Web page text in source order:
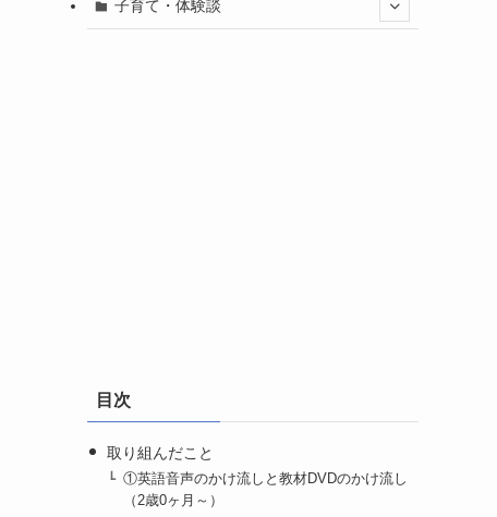
子育て・体験談
目次
取り組んだこと
①英語音声のかけ流しと教材DVDのかけ流し
（2歳0ヶ月～）